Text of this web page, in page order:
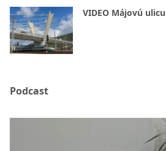
VIDEO Májovú
Podcast